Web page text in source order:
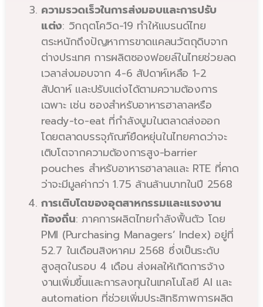
ความรวดเร็วในการส่งมอบและการปรับ
แต่ง: วิกฤตโควิด-19 ทำให้แบรนด์ไทย
ตระหนักถึงปัญหาการขาดแคลนวัตถุดิบจาก
ต่างประเทศ การผลิตซองฟอยล์ในไทยช่วยลด
เวลาส่งมอบจาก 4-6 สัปดาห์เหลือ 1-2
สัปดาห์ และปรับแต่งได้ตามความต้องการ
เฉพาะ เช่น ซองสำหรับอาหารฮาลาลหรือ
ready-to-eat ที่กำลังบูมในตลาดส่งออก
โดยตลาดบรรจุภัณฑ์ยืดหยุ่นในไทยคาดว่าจะ
เติบโตจากความต้องการสูง-barrier
pouches สำหรับอาหารฮาลาลและ RTE ที่คาด
ว่าจะมีมูลค่ากว่า 1.75 ล้านล้านบาทในปี 2568
การเติบโตของอุตสาหกรรมและแรงงาน
ท้องถิ่น: ภาคการผลิตไทยกำลังฟื้นตัว โดย
PMI (Purchasing Managers’ Index) อยู่ที่
52.7 ในเดือนสิงหาคม 2568 ซึ่งเป็นระดับ
สูงสุดในรอบ 4 เดือน ส่งผลให้เกิดการจ้าง
งานเพิ่มขึ้นและการลงทุนในเทคโนโลยี AI และ
automation ที่ช่วยเพิ่มประสิทธิภาพการผลิต